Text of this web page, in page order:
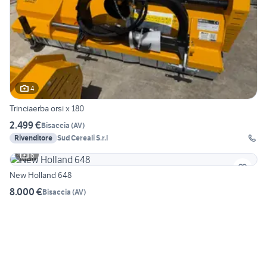
4
Trinciaerba orsi x 180
2.499 €Bisaccia (AV)
Rivenditore Sud Cereali S.r.l
6
New Holland 648
8.000 €Bisaccia (AV)